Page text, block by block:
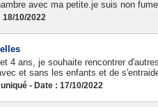
avec ma petite.je suis non
18/10/2022
4 ans, je souhaite rencontrer
et sans les enfants et de
- Date : 17/10/2022